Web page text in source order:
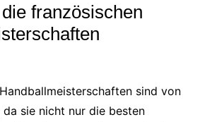
französischen
sind von
sie nicht nur die besten